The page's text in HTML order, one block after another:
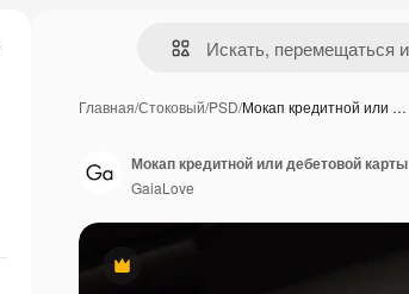
Главная/Стоковый/PSD/Мокап кредитной или …
Премиум
Мокап кредитной или дебетовой карты
GaiaLove